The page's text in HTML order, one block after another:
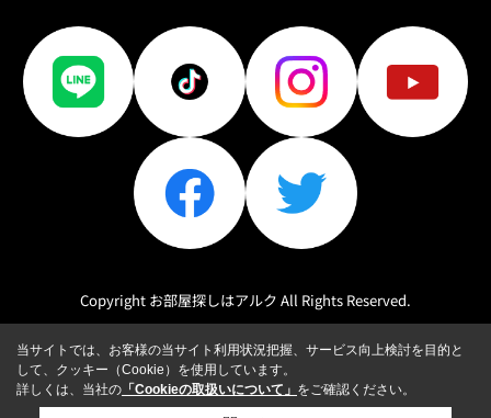
Copyright お部屋探しはアルク All Rights Reserved.
当サイトでは、お客様の当サイト利用状況把握、サービス向上検討を目的と
して、クッキー（Cookie）を使用しています。
詳しくは、当社の 「Cookieの取扱いについて」 をご確認ください。